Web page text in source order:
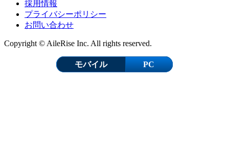
採用情報
プライバシーポリシー
お問い合わせ
Copyright © AileRise Inc. All rights reserved.
モバイル PC